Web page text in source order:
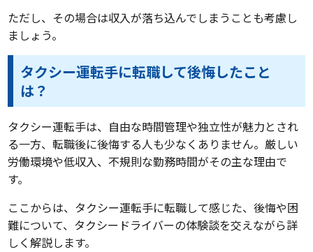
ただし、その場合は収入が落ち込んでしまうことも考慮し
ましょう。
タクシー運転手に転職して後悔したこと
は？
タクシー運転手は、自由な時間管理や独立性が魅力とされ
る一方、転職後に後悔する人も少なくありません。厳しい
労働環境や低収入、不規則な勤務時間がその主な理由で
す。
ここからは、タクシー運転手に転職して感じた、後悔や困
難について、タクシードライバーの体験談を交えながら詳
しく解説します。